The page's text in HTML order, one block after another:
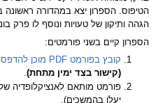
הגהה ותיקון של טעויות ונוסף לו פרק
הספרון קיים בשני פורמטים:
קובץ בפורמט PDF מוכן להדפסה
(קישור בצד ימין מתחת).
פורמט מותאם לאנציקלופדיה
יעלו בהמשכים).